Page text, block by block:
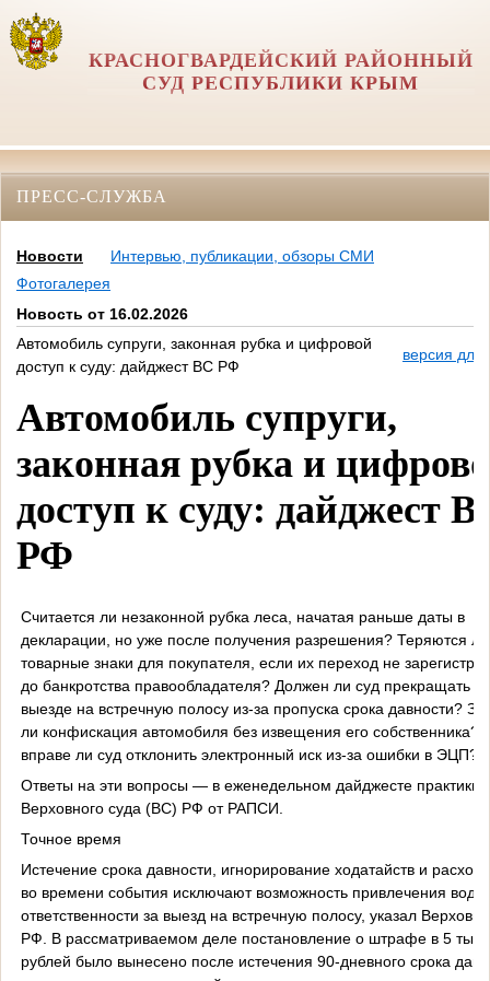
КРАСНОГВАРДЕЙСКИЙ РАЙОННЫЙ
СУД РЕСПУБЛИКИ КРЫМ
ПРЕСС-СЛУЖБА
Новости
Интервью, публикации, обзоры СМИ
Фотогалерея
Новость от 16.02.2026
Автомобиль супруги, законная рубка и цифровой
доступ к суду: дайджест ВС РФ
версия для
Автомобиль супруги,
законная рубка и
доступ к суду: дайджест
РФ
Считается ли незаконной рубка леса, начатая раньше даты в
декларации, но уже после получения разрешения? Теряются ли
товарные знаки для покупателя, если их переход не
до банкротства правообладателя? Должен ли суд прекращать
выезде на встречную полосу из-за пропуска срока давности?
ли конфискация автомобиля без извещения его собственника?
вправе ли суд отклонить электронный иск из-за ошибки в ЭЦП?
Ответы на эти вопросы — в еженедельном дайджесте практики
Верховного суда (ВС) РФ от РАПСИ.
Точное время
Истечение срока давности, игнорирование ходатайств и
во времени события исключают возможность привлечения
ответственности за выезд на встречную полосу, указал
РФ. В рассматриваемом деле постановление о штрафе в 5
рублей было вынесено после истечения 90-дневного срока